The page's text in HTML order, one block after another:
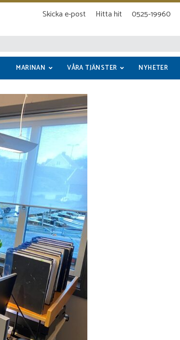
Skicka e-post Hitta hit 0525-19960
MARINAN VÅRA TJÄNSTER NYHETER